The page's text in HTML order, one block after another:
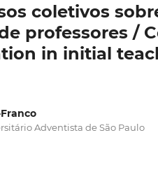
coletivos
professores /
in initial
Adventista de São Paulo